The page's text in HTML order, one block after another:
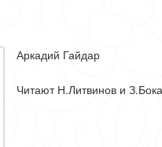
Аркадий Гайдар
Читают Н.Литвинов и